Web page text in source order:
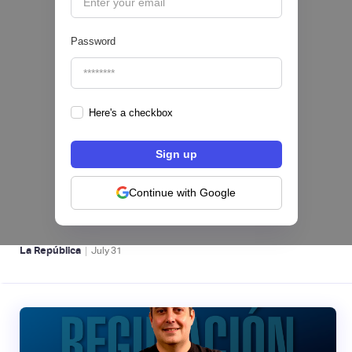
Password
Here's a checkbox
Continue with Google
Nequi iniciará operaciones como compañía
de financiamiento en Colombia desde el 1 de
NEOBANCOS 📲
La República | July31